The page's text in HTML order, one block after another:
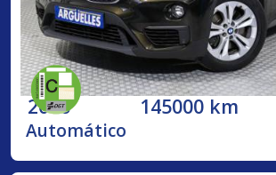
2016 145000 km
Automático